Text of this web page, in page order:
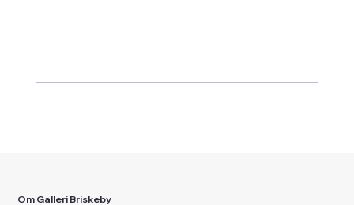
Om Galleri Briskeby